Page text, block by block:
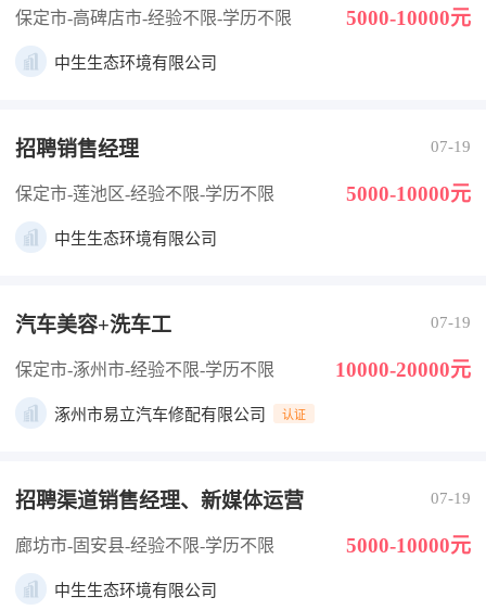
保定市-高碑店市-经验不限-学历不限 5000-10000元
中生生态环境有限公司
招聘销售经理 07-19
保定市-莲池区-经验不限-学历不限 5000-10000元
中生生态环境有限公司
汽车美容+洗车工 07-19
保定市-涿州市-经验不限-学历不限 10000-20000元
涿州市易立汽车修配有限公司 认证
招聘渠道销售经理、新媒体运营 07-19
廊坊市-固安县-经验不限-学历不限 5000-10000元
中生生态环境有限公司